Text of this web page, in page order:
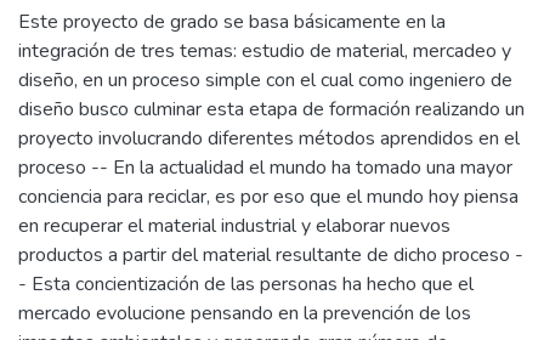
Este proyecto de grado se basa básicamente en la
integración de tres temas: estudio de material, mercadeo y
diseño, en un proceso simple con el cual como ingeniero de
diseño busco culminar esta etapa de formación realizando un
proyecto involucrando diferentes métodos aprendidos en el
proceso -- En la actualidad el mundo ha tomado una mayor
conciencia para reciclar, es por eso que el mundo hoy piensa
en recuperar el material industrial y elaborar nuevos
productos a partir del material resultante de dicho proceso -
- Esta concientización de las personas ha hecho que el
mercado evolucione pensando en la prevención de los